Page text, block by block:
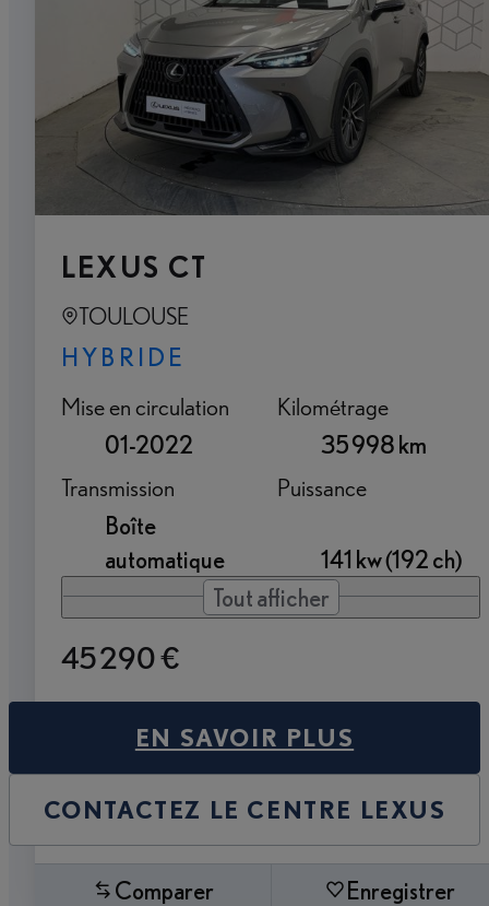
LEXUS CT
TOULOUSE
HYBRIDE
Mise en circulation
01-2022
Kilométrage
35 998 km
Transmission
Boîte
automatique
Puissance
141 kw (192 ch)
Tout afficher
45 290 €
EN SAVOIR PLUS
CONTACTEZ LE CENTRE LEXUS
Comparer Enregistrer